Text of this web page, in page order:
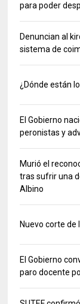
para poder
Denuncian al
sistema de
¿Dónde están
El Gobierno
peronistas y
Murió el
tras sufrir una
Albino
Nuevo corte de
El Gobierno
paro docente